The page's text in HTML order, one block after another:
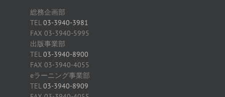
総務企画部
TEL03-3940-3981
FAX 03-3940-5995
出版事業部
TEL03-3940-8900
FAX 03-3940-4055
eラーニング事業部
TEL03-3940-8909